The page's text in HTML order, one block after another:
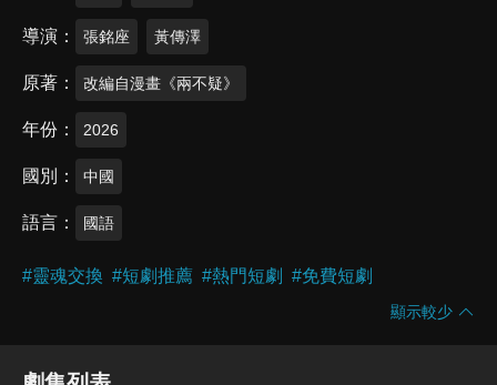
導演 張銘座 黃傳澤
原著 改編自漫畫《兩不疑》
年份 2026
國別 中國
語言 國語
#靈魂交換 #短劇推薦 #熱門短劇 #免費短劇
顯示較少